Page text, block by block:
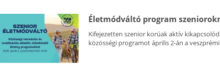
Életmódváltó program
Kifejezetten szenior korúak aktív
közösségi programot április 2-án a